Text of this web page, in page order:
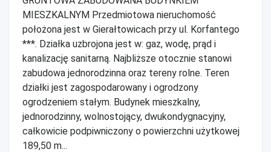
MIESZKALNYM Przedmiotowa nieruchomość
położona jest w Gierałtowicach przy ul. Korfantego
***. Działka uzbrojona jest w: gaz, wodę, prąd i
kanalizację sanitarną. Najbliższe otocznie stanowi
zabudowa jednorodzinna oraz tereny rolne. Teren
działki jest zagospodarowany i ogrodzony
ogrodzeniem stałym. Budynek mieszkalny,
jednorodzinny, wolnostojący, dwukondygnacyjny,
całkowicie podpiwniczony o powierzchni użytkowej
189,50 m...